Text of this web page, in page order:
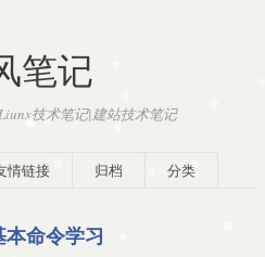
笔记
技术笔记|建站技术笔记
情链接 归档 分类
命令学习